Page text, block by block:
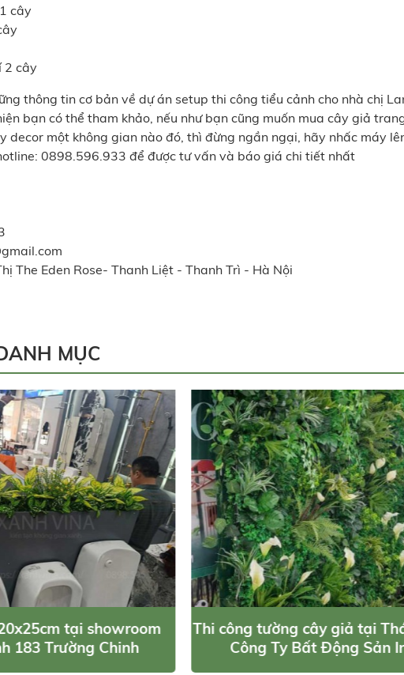
cây
2 cây
thông tin cơ bản về dự án setup thi công tiểu cảnh cho nhà chị
bạn có thể tham khảo, nếu như bạn cũng muốn mua cây giả
decor một không gian nào đó, thì đừng ngần ngại, hãy nhấc máy
0898.596.933 để được tư vấn và báo giá chi tiết nhất
The Eden Rose- Thanh Liệt - Thanh Trì - Hà Nội
MỤC
tại showroom
183 Trường Chinh
Thi công tường cây giả tại
Công Ty Bất Động Sản